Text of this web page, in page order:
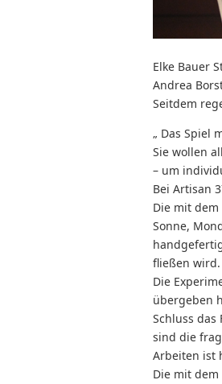
Elke Bauer
Andrea
Seitdem
„ Das Spiel
Sie wollen
– um
Bei Artisan
Die mit
Sonne,
fließen
Die
übergeben
Schluss das
sind die
Arbeiten ist
Die mit